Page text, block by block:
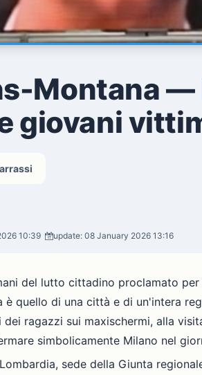
Montana —
giovani
10:39 update: 08 January 2026 13:16
del lutto cittadino proclamato
è quello di una città e di un'intera
dei ragazzi sui maxischermi, alla
simbolicamente Milano nel
sede della Giunta